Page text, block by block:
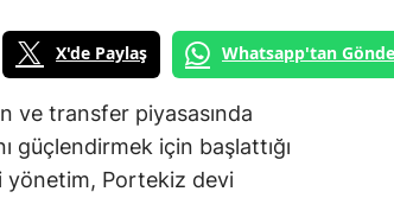
X'de Paylaş Whatsapp'tan
ve transfer piyasasında
güçlendirmek için başlattığı
yönetim, Portekiz devi